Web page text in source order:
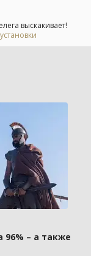
выскакивает!
– а также